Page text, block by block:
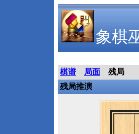
象棋
棋谱 局面
残局
残局推演